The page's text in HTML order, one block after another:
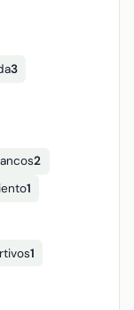
3
2
1
1